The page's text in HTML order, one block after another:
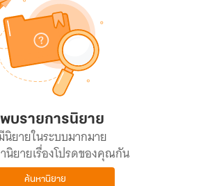
พบรายการนิยาย
นิยายในระบบมากมาย
นิยายเรื่องโปรดของคุณกัน
ค้นหานิยาย